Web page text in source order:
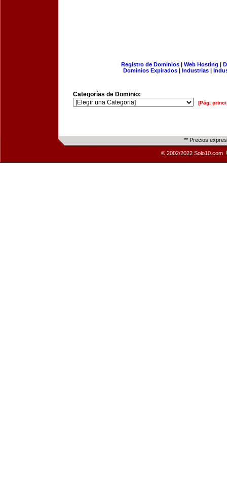
Registro de Dominios| Web Hosting |
Dominios Expirados | Industrias |
Categorías de Dominio:
[Pág.
** Precios
© 2002/2022 Solo10.com